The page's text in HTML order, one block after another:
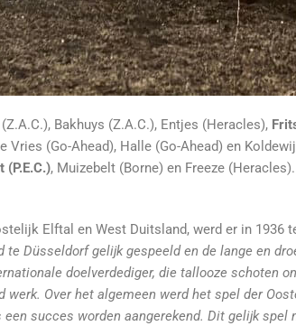
Bakhuys (Z.A.C.), Entjes (Heracles),
Vries (Go-Ahead), Halle (Go-Ahead) en
(P.E.C.), Muizebelt (Borne) en Freeze (Heracles).
Elftal en West Duitsland, werd er in
te Düsseldorf gelijk gespeeld en de lange en
doelverdediger, die tallooze schoten
werk. Over het algemeen werd het spel der
succes worden aangerekend. Dit gelijk